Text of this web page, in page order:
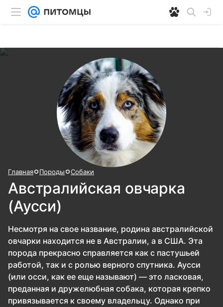
Главная Породы Собаки
Австралийская овчарка
(Аусси)
Несмотря на свое название, родина австралийской
овчарки находится не в Австралии, а в США. Эта
порода прекрасно справляется как с пастушьей
работой, так и с ролью верного спутника. Аусси
(или осси, как ее еще называют) — это ласковая,
преданная и дружелюбная собака, которая крепко
привязывается к своему владельцу. Однако при